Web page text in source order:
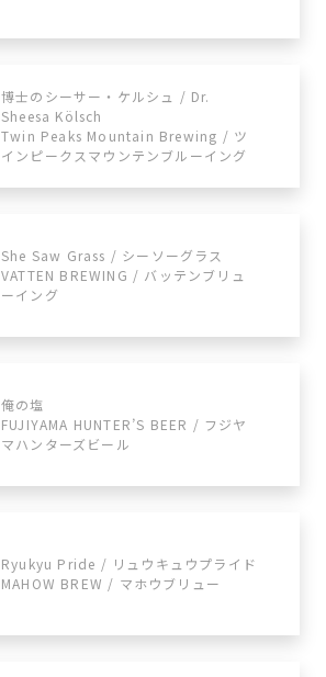
博士のシーサー・ケルシュ / Dr.
Sheesa Kölsch
Twin Peaks Mountain Brewing / ツ
インピークスマウンテンブルーイング
She Saw Grass / シーソーグラス
VATTEN BREWING / バッテンブリュ
ーイング
俺の塩
FUJIYAMA HUNTER’S BEER / フジヤ
マハンターズビール
Ryukyu Pride / リュウキュウプライド
MAHOW BREW / マホウブリュー